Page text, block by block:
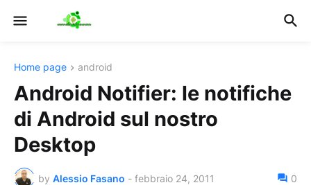
Home page android
Android Notifier: le notifiche
di Android sul nostro
Desktop
by Alessio Fasano - febbraio 24, 2011 0